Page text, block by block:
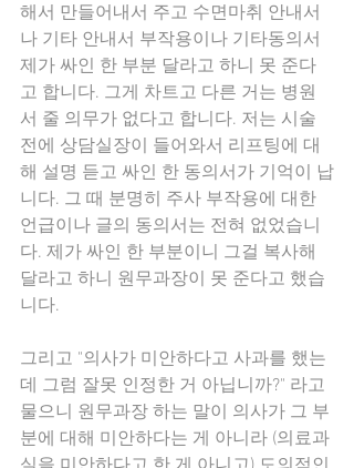
해서 만들어내서 주고 수면마취 안내서
나 기타 안내서 부작용이나 기타동의서
제가 싸인 한 부분 달라고 하니 못 준다
고 합니다. 그게 차트고 다른 거는 병원
서 줄 의무가 없다고 합니다. 저는 시술
전에 상담실장이 들어와서 리프팅에 대
해 설명 듣고 싸인 한 동의서가 기억이 납
니다. 그 때 분명히 주사 부작용에 대한
언급이나 글의 동의서는 전혀 없었습니
다. 제가 싸인 한 부분이니 그걸 복사해
달라고 하니 원무과장이 못 준다고 했습
니다.
그리고 "의사가 미안하다고 사과를 했는
데 그럼 잘못 인정한 거 아닙니까?" 라고
물으니 원무과장 하는 말이 의사가 그 부
분에 대해 미안하다는 게 아니라 (의료과